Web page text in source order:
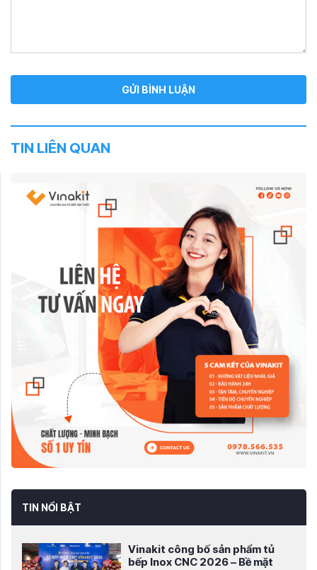
TIN LIÊN QUAN
TIN NỔI BẬT
Vinakit công bố sản phẩm tủ
bếp Inox CNC 2026 – Bề mặt